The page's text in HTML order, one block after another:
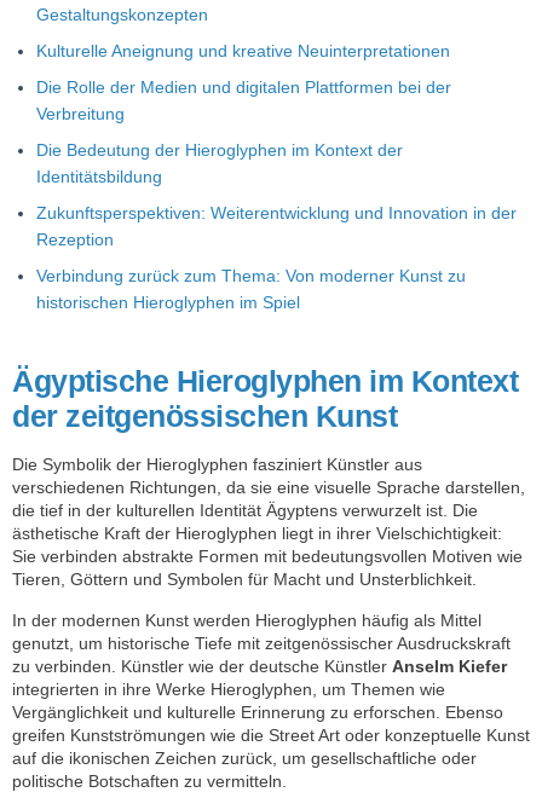
Gestaltungskonzepten
Kulturelle Aneignung und kreative Neuinterpretationen
Die Rolle der Medien und digitalen Plattformen bei der
Verbreitung
Die Bedeutung der Hieroglyphen im Kontext der
Identitätsbildung
Zukunftsperspektiven: Weiterentwicklung und Innovation in der
Rezeption
Verbindung zurück zum Thema: Von moderner Kunst zu
historischen Hieroglyphen im Spiel
Ägyptische Hieroglyphen im Kontext
der zeitgenössischen Kunst
Die Symbolik der Hieroglyphen fasziniert Künstler aus
verschiedenen Richtungen, da sie eine visuelle Sprache darstellen,
die tief in der kulturellen Identität Ägyptens verwurzelt ist. Die
ästhetische Kraft der Hieroglyphen liegt in ihrer Vielschichtigkeit:
Sie verbinden abstrakte Formen mit bedeutungsvollen Motiven wie
Tieren, Göttern und Symbolen für Macht und Unsterblichkeit.
In der modernen Kunst werden Hieroglyphen häufig als Mittel
genutzt, um historische Tiefe mit zeitgenössischer Ausdruckskraft
zu verbinden. Künstler wie der deutsche Künstler Anselm Kiefer
integrierten in ihre Werke Hieroglyphen, um Themen wie
Vergänglichkeit und kulturelle Erinnerung zu erforschen. Ebenso
greifen Kunstströmungen wie die Street Art oder konzeptuelle Kunst
auf die ikonischen Zeichen zurück, um gesellschaftliche oder
politische Botschaften zu vermitteln.